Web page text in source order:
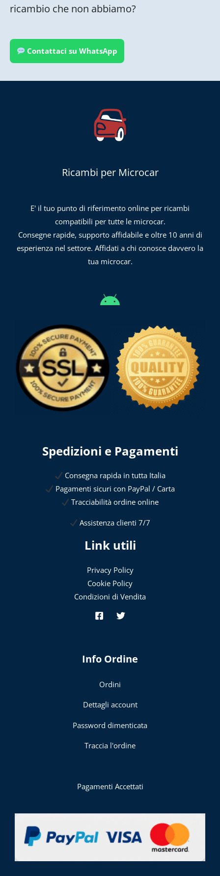
ricambio che non abbiamo?
Contattaci su WhatsApp
Ricambi per Microcar
E' il tuo punto di riferimento online per ricambi
compatibili per tutte le microcar.
Consegne rapide, supporto affidabile e oltre 10 anni di
esperienza nel settore. Affidati a chi conosce davvero la
tua microcar.
Spedizioni e Pagamenti
Consegna rapida in tutta Italia
Pagamenti sicuri con PayPal / Carta
Tracciabilità ordine online
Assistenza clienti 7/7
Link utili
Privacy Policy
Cookie Policy
Condizioni di Vendita
Info Ordine
Ordini
Dettagli account
Password dimenticata
Traccia l'ordine
Pagamenti Accettati